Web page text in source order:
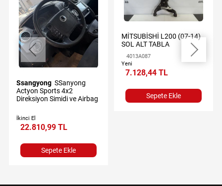
Ssangyong
Actyon Sports 4x2
Direksiyon Simidi ve Airbag
İkinci El
22.810,99 TL
Sepete Ekle
MİTSUBİSHİ L200 (07-14)
SOL ALT TABLA
4013A087
Yeni
7.128,44 TL
Sepete Ekle